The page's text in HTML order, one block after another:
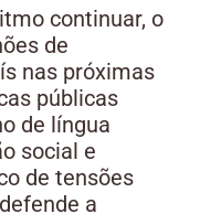
continuar, o
de
nas próximas
públicas
de língua
social e
de tensões
a